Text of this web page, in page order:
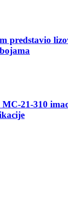
predstavio
MC-21-310